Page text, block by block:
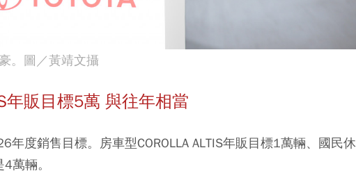
。圖／黃靖文攝
年販目標5萬 與往年相當
度銷售目標。房車型COROLLA ALTIS年販目標1萬輛、國民休
萬輛。